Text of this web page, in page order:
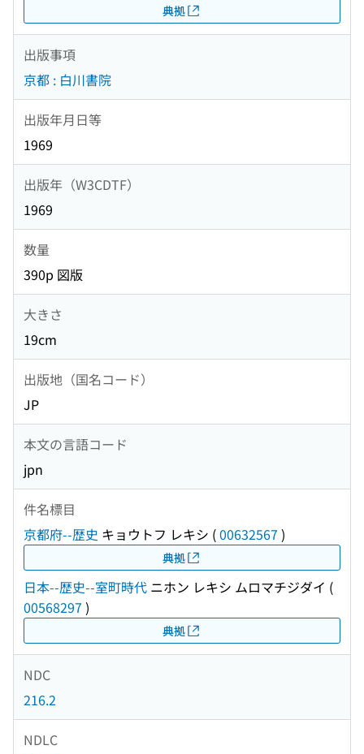
典拠
出版事項
京都 : 白川書院
出版年月日等
1969
出版年（W3CDTF）
1969
数量
390p 図版
大きさ
19cm
出版地（国名コード）
JP
本文の言語コード
jpn
件名標目
京都府--歴史 キョウトフ レキシ (00632567 )
典拠
日本--歴史--室町時代 ニホン レキシ ムロマチジダイ (
00568297 )
典拠
NDC
216.2
NDLC